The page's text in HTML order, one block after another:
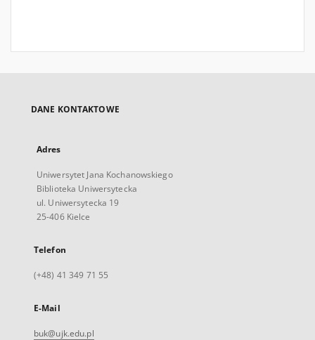
DANE KONTAKTOWE
Adres
Uniwersytet Jana Kochanowskiego
Biblioteka Uniwersytecka
ul. Uniwersytecka 19
25-406 Kielce
Telefon
(+48) 41 349 71 55
E-Mail
buk@ujk.edu.pl